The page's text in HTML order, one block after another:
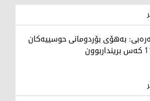
بەهۆی بۆردومانی حوسییەکان